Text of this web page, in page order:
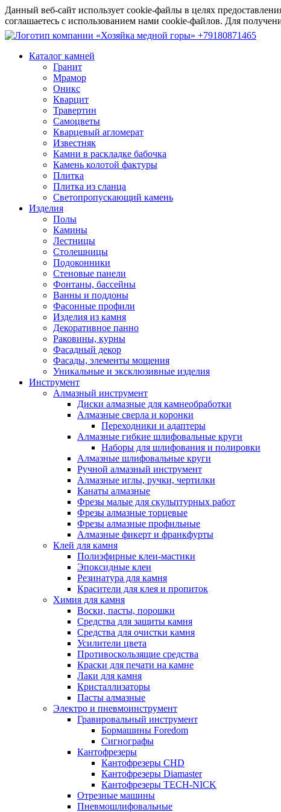
Данный веб-сайт использует cookie-файлы в целях
соглашаетесь с использованием нами cookie-файлов. Для
+79180871465
Каталог камней
Гранит
Мрамор
Оникс
Кварцит
Травертин
Самоцветы
Кварцевый агломерат
Известняк
Камни в раскладке бабочка
Камень колотой фактуры
Плитка
Плитка из сланца
Светопропускающий камень
Изделия
Полы
Камины
Лестницы
Столешницы
Подоконники
Стеновые панели
Фонтаны, бассейны
Ванны и поддоны
Фасонные профили
Изделия из камня
Декоративное панно
Раковины, курны
Фасадный декор
Фасады, элементы мощения
Уникальные и эксклюзивные изделия
Инструмент
Алмазный инструмент
Диски алмазные для камнеобработки
Алмазные сверла и коронки
Переходники и адаптеры
Алмазные гибкие шлифовальные круги
Наборы для шлифования и полировки
Алмазные шлифовальные круги
Ручной алмазный инструмент
Алмазные иглы, ручки, чертилки
Канаты алмазные
Фрезы малые для скульптурных работ
Фрезы алмазные торцевые
Фрезы алмазные профильные
Алмазные фикерт и франкфурты
Клей для камня
Полиэфирные клеи-мастики
Эпоксидные клеи
Резинатура для камня
Красители для клея и пропиток
Химия для камня
Воски, пасты, порошки
Средства для защиты камня
Средства для очистки камня
Усилители цвета
Противоскользящие средства
Краски для печати на камне
Лаки для камня
Кристаллизаторы
Пасты алмазные
Электро и пневмоинструмент
Гравировальный инструмент
Бормашины Foredom
Сигнографы
Кантофрезеры
Кантофрезеры CHD
Кантофрезеры Diamaster
Кантофрезеры TECH-NICK
Отрезные машины
Пневмошлифовальные